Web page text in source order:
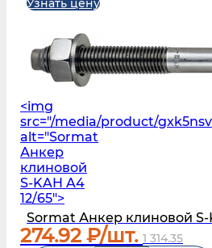
Узнать цену
<img
src="/media/product/
alt="Sormat
Анкер
клиновой
S‑KAH A4
12/65">
Sormat Анкер клиновой
274.92 ₽/шт. 1 314.35